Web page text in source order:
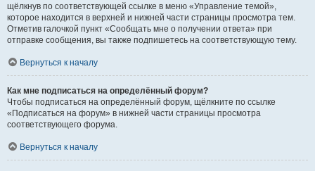
щёлкнув по соответствующей ссылке в меню «Управление темой»,
которое находится в верхней и нижней части страницы просмотра тем.
Отметив галочкой пункт «Сообщать мне о получении ответа» при
отправке сообщения, вы также подпишетесь на соответствующую тему.
Вернуться к началу
Как мне подписаться на определённый форум?
Чтобы подписаться на определённый форум, щёлкните по ссылке
«Подписаться на форум» в нижней части страницы просмотра
соответствующего форума.
Вернуться к началу